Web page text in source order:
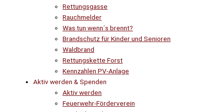
Rettungsgasse
Rauchmelder
Was tun wenn´s brennt?
Brandschutz für Kinder und Senioren
Waldbrand
Rettungskette Forst
Kennzahlen PV-Anlage
Aktiv werden & Spenden
Aktiv werden
Feuerwehr-Förderverein